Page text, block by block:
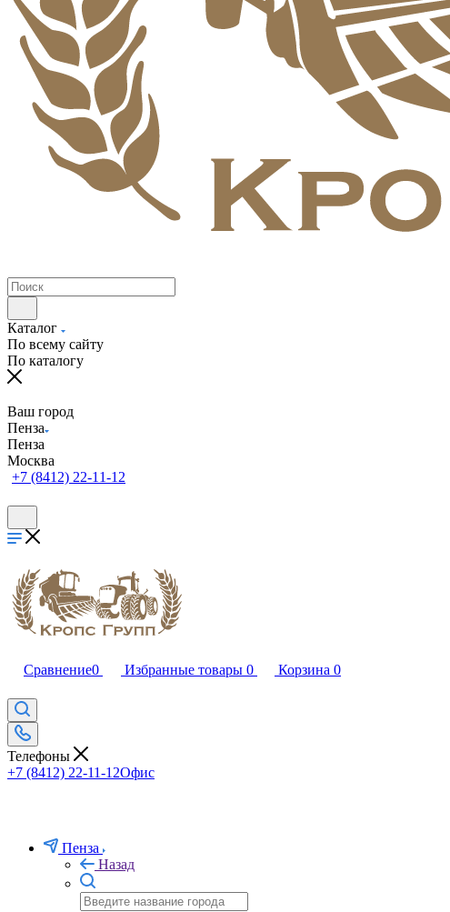
Каталог
По всему сайту
По каталогу
Ваш город
Пенза
Пенза
Москва
+7 (8412) 22-11-12
Сравнение0 Избранные товары 0 Корзина 0
Телефоны
+7 (8412) 22-11-12Офис
Пенза
Назад